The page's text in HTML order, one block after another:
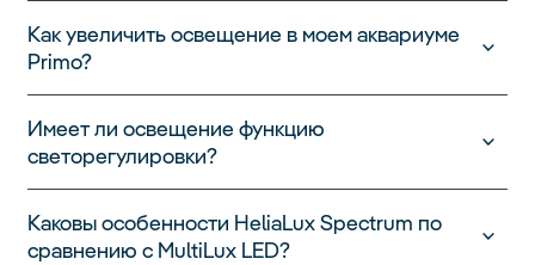
Как увеличить освещение в моем аквариуме
Primo?
Имеет ли освещение функцию
светорегулировки?
Каковы особенности HeliaLux Spectrum по
сравнению с MultiLux LED?